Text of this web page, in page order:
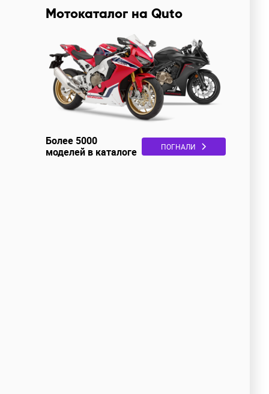
Мотокаталог на Quto
Более 5000
моделей в каталоге
ПОГНАЛИ